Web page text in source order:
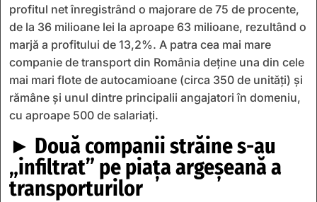
profitul net înregistrând o majorare de 75 de procente,
de la 36 milioane lei la aproape 63 milioane, rezultând o
marjă a profitului de 13,2%. A patra cea mai mare
companie de transport din România deţine una din cele
mai mari flote de autocamioane (circa 350 de unităţi) şi
rămâne şi unul dintre principalii angajatori în domeniu,
cu aproape 500 de salariaţi.
► Două companii străine s-au
„infiltrat” pe piaţa argeşeană a
transporturilor